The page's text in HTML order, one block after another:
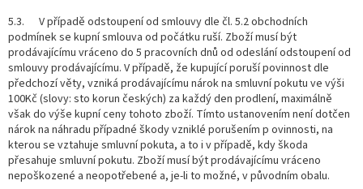
5.3. V případě odstoupení od smlouvy dle čl. 5.2 obchodních
podmínek se kupní smlouva od počátku ruší. Zboží musí být
prodávajícímu vráceno do 5 pracovních dnů od odeslání odstoupení od
smlouvy prodávajícímu. V případě, že kupující poruší povinnost dle
předchozí věty, vzniká prodávajícímu nárok na smluvní pokutu ve výši
100Kč (slovy: sto korun českých) za každý den prodlení, maximálně
však do výše kupní ceny tohoto zboží. Tímto ustanovením není dotčen
nárok na náhradu případné škody vzniklé porušením p ovinnosti, na
kterou se vztahuje smluvní pokuta, a to i v případě, kdy škoda
přesahuje smluvní pokutu. Zboží musí být prodávajícímu vráceno
nepoškozené a neopotřebené a, je-li to možné, v původním obalu.